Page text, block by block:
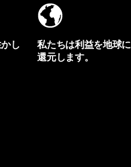
し
私たちは利益を地球に
還元します。